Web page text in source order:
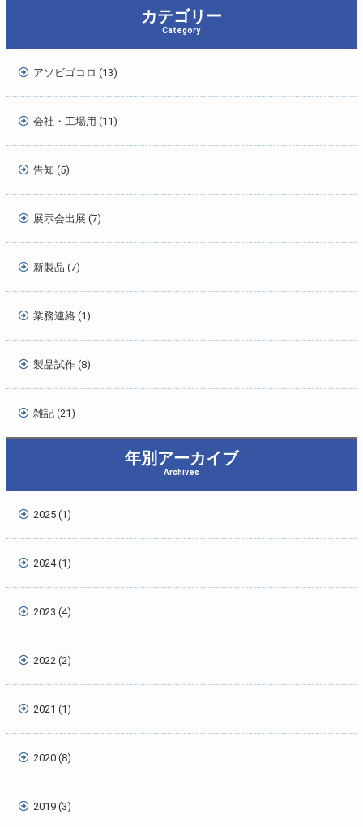
カテゴリー
Category
アソビゴコロ (13)
会社・工場用 (11)
告知 (5)
展示会出展 (7)
新製品 (7)
業務連絡 (1)
製品試作 (8)
雑記 (21)
年別アーカイブ
Archives
2025 (1)
2024 (1)
2023 (4)
2022 (2)
2021 (1)
2020 (8)
2019 (3)